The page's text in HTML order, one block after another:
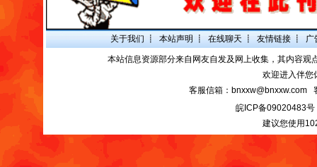
关于我们 ┋ 本站声明 ┋ 在线聊天 ┋ 友情链接 ┋ 广
本站信息资源部分来自网友自发及网上收集，其内容
欢迎进入伴您
客服信箱：bnxxw@bnxxw.com
皖ICP备09020483号
建议您使用